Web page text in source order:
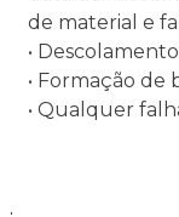
de material e
•
• Formação de
• Qualquer
.